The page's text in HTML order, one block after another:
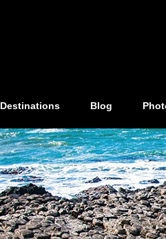
Destinations Blog